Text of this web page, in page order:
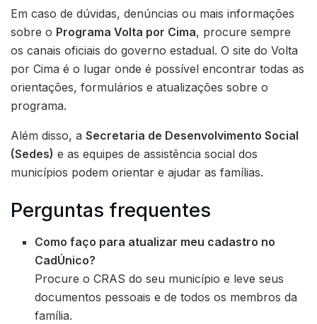
Em caso de dúvidas, denúncias ou mais informações
sobre o Programa Volta por Cima, procure sempre
os canais oficiais do governo estadual. O site do Volta
por Cima é o lugar onde é possível encontrar todas as
orientações, formulários e atualizações sobre o
programa.
Além disso, a Secretaria de Desenvolvimento Social
(Sedes) e as equipes de assistência social dos
municípios podem orientar e ajudar as famílias.
Perguntas frequentes
Como faço para atualizar meu cadastro no
CadÚnico?
Procure o CRAS do seu município e leve seus
documentos pessoais e de todos os membros da
família.